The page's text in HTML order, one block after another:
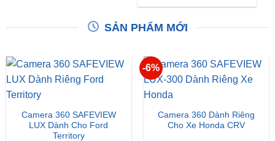
SẢN PHẨM MỚI
Camera 360 SAFEVIEW
LUX Dành Cho Ford
Territory
-6%
Camera 360 Dành Riêng
Cho Xe Honda CRV